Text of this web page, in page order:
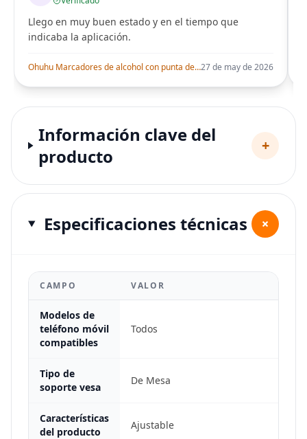
Llego en muy buen estado y en el tiempo que
indicaba la aplicación.
Ohuhu Marcadores de alcohol con punta de pincel – Juego de marcadores artísticos de doble punta con certificación AP para artistas adultos27 de may de 2026
Información clave del
producto
+
Especificaciones técnicas +
CAMPO VALOR
Modelos de
teléfono móvil
compatibles
Todos
Tipo de
soporte vesa
De Mesa
Características
del producto
Ajustable